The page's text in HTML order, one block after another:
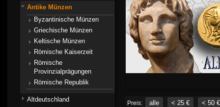
Preis: alle < 25 € < 50 €
Antike Münzen
Byzantinische Münzen
Griechische Münzen
Keltische Münzen
Römische Kaiserzeit
Römische
Provinzialprägungen
Römische Republik
Altdeutschland